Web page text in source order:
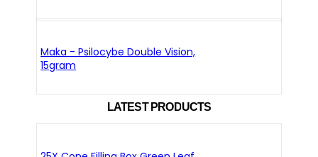
Maka - Psilocybe Double Vision,
15gram
LATEST PRODUCTS